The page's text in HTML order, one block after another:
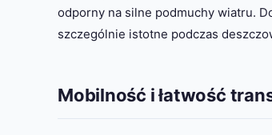
odporny na silne podmuchy wiatru.
szczególnie istotne podczas
Mobilność i łatwość